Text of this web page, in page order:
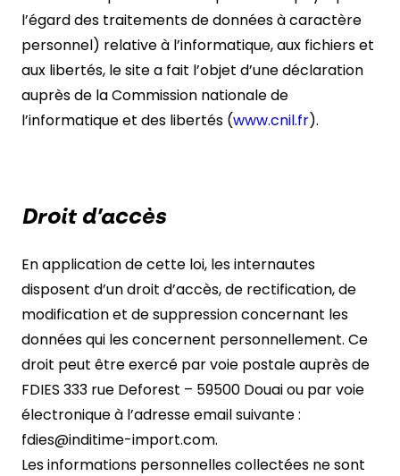
l’égard des traitements de données à caractère
personnel) relative à l’informatique, aux fichiers et
aux libertés, le site a fait l’objet d’une déclaration
auprès de la Commission nationale de
l’informatique et des libertés (www.cnil.fr).
Droit d’accès
En application de cette loi, les internautes
disposent d’un droit d’accès, de rectification, de
modification et de suppression concernant les
données qui les concernent personnellement. Ce
droit peut être exercé par voie postale auprès de
FDIES 333 rue Deforest – 59500 Douai ou par voie
électronique à l’adresse email suivante :
fdies@inditime-import.com.
Les informations personnelles collectées ne sont